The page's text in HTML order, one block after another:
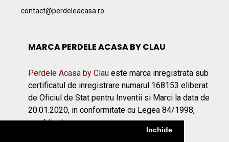
Inchide
contact@perdeleacasa.ro
MARCA PERDELE ACASA BY CLAU
Perdele Acasa by Clau este marca inregistrata sub
certificatul de inregistrare numarul 168153 eliberat
de Oficiul de Stat pentru Inventii si Marci la data de
20.01.2020, in conformitate cu Legea 84/1998,
republicata.